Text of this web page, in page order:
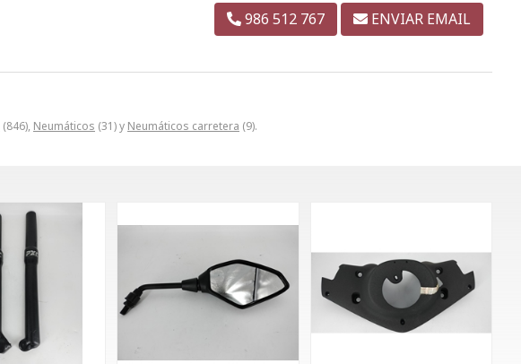
(846), Neumáticos (31) y Neumáticos carretera (9).
986 512 767 ENVIAR EMAIL